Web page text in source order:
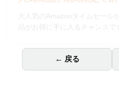
大人気のAmazonタイムセール
← 戻る